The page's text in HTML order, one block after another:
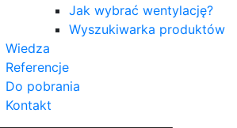
Jak wybrać wentylację?
Wyszukiwarka produktów
Wiedza
Referencje
Do pobrania
Kontakt